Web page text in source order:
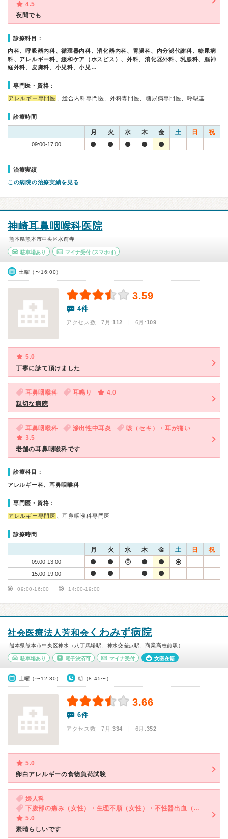
4.5
夜間でも
診療科目：
内科、呼吸器内科、循環器内科、消化器内科、胃腸科、内分泌代謝科、糖尿病
科、アレルギー科、緩和ケア（ホスピス）、外科、消化器外科、乳腺科、脳神
経外科、皮膚科、小児科、小児…
専門医・資格：
アレルギー専門医 、総合内科専門医、外科専門医、糖尿病専門医、呼吸器…
診療時間
月 火 水 木 金 土 日 祝
09:00-17:00
治療実績
この病院の治療実績を見る
神崎耳鼻咽喉科医院
熊本県熊本市中央区水前寺
駐車場あり マイナ受付(スマホ可)
土曜（〜16:00）
3.59
4件
アクセス数 7月:112 | 6月:109
5.0
丁寧に診て頂けました
耳鼻咽喉科 耳鳴り
4.0
親切な病院
耳鼻咽喉科 滲出性中耳炎
咳（セキ）・耳が痛い
3.5
老舗の耳鼻咽喉科です
診療科目：
アレルギー科、耳鼻咽喉科
専門医・資格：
アレルギー専門医 、耳鼻咽喉科専門医
診療時間
月 火 水 木 金 土 日 祝
09:00-13:00
15:00-19:00
09:00-16:00 14:00-19:00
社会医療法人芳和会 くわみず病院
熊本県熊本市中央区神水（八丁馬場駅、神水交差点駅、商業高校前駅）
駐車場あり 電子決済可 マイナ受付 女医在籍
土曜（〜12:30） 朝（8:45〜）
3.66
6件
アクセス数 7月:334 | 6月:352
5.0
卵白アレルギーの食物負荷試験
婦人科
下腹部の痛み（女性）・生理不順（女性）・不性器出血（女性）・おりものの異常（女性）
5.0
素晴らしいです